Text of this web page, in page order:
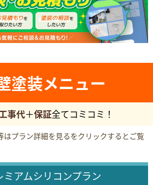
塗装メニュー
事代＋保証全てコミコミ！
はプラン詳細を見るをクリックするとご覧
ミアムシリコンプラン